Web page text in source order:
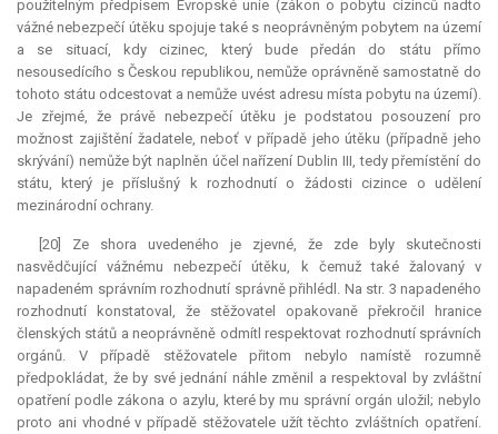
použitelným předpisem Evropské unie (zákon o pobytu cizinců nadto
vážné nebezpečí útěku spojuje také s neoprávněným pobytem na území
a se situací, kdy cizinec, který bude předán do státu přímo
nesousedícího s Českou republikou, nemůže oprávněně samostatně do
tohoto státu odcestovat a nemůže uvést adresu místa pobytu na území).
Je zřejmé, že právě nebezpečí útěku je podstatou posouzení pro
možnost zajištění žadatele, neboť v případě jeho útěku (případně jeho
skrývání) nemůže být naplněn účel nařízení Dublin III, tedy přemístění do
státu, který je příslušný k rozhodnutí o žádosti cizince o udělení
mezinárodní ochrany.
[20] Ze shora uvedeného je zjevné, že zde byly skutečnosti
nasvědčující vážnému nebezpečí útěku, k čemuž také žalovaný v
napadeném správním rozhodnutí správně přihlédl. Na str. 3 napadeného
rozhodnutí konstatoval, že stěžovatel opakovaně překročil hranice
členských států a neoprávněně odmítl respektovat rozhodnutí správních
orgánů. V případě stěžovatele přitom nebylo namístě rozumně
předpokládat, že by své jednání náhle změnil a respektoval by zvláštní
opatření podle zákona o azylu, které by mu správní orgán uložil; nebylo
proto ani vhodné v případě stěžovatele užít těchto zvláštních opatření.